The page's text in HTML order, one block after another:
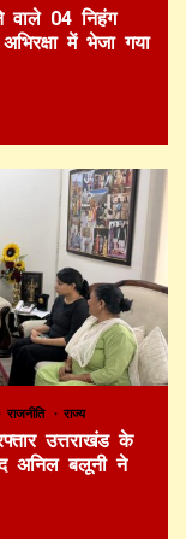
वाले 04 निहंग
में भेजा गया
राजनीति राज्य
उत्तराखंड के
अनिल बलूनी ने